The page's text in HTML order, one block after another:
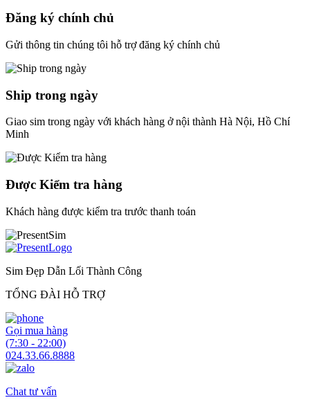
Đăng ký chính chủ
Gửi thông tin chúng tôi hỗ trợ đăng ký chính chủ
Ship trong ngày
Giao sim trong ngày với khách hàng ở nội thành Hà Nội, Hồ Chí
Minh
Được Kiểm tra hàng
Khách hàng được kiểm tra trước thanh toán
Sim Đẹp Dẫn Lối Thành Công
TỔNG ĐÀI HỖ TRỢ
Gọi mua hàng
(7:30 - 22:00)
024.33.66.8888
Chat tư vấn